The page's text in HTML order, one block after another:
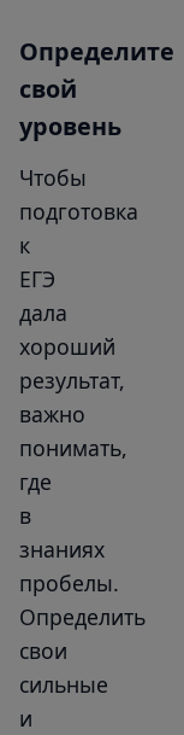
Определите
свой
уровень
Чтобы
подготовка
к
ЕГЭ
дала
хороший
результат,
важно
понимать,
где
в
знаниях
пробелы.
Определить
свои
сильные
и